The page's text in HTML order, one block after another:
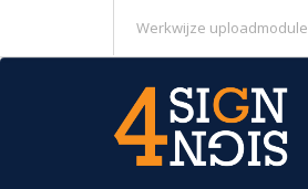
Werkwijze uploadmodule